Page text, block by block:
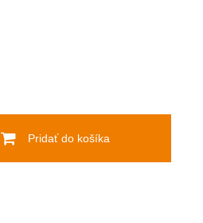
Pridať do košíka